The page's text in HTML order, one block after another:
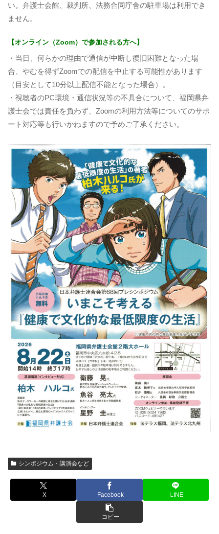
い。弁護士会館、裁判所、法務合同庁舎の駐車場は利用でき
ません。
【オンライン（Zoom）で参加される方へ】
・当日、何らかの理由で通信が中断し復旧困難となった場
合、やむを得ずZoomでの配信を中止する可能性があります
（目安として10分以上配信不能となった場合）。
・視聴者のPC環境・通信状況等の不具合について、福岡県弁
護士会では責任を負わず、Zoomの利用方法等についてのサポ
ート対応等も行いかねますので予めご了承ください。
シンポジウム・講演会など
X Facebook LINE
コピー